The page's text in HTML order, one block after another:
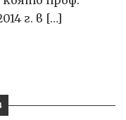
г. в […]